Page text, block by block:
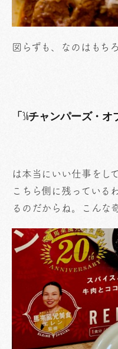
図らずも、なのはもち
「36チャンパーズ・オ
は本当にいい仕事をし
こちら側に残っている
るのだからね。こんな